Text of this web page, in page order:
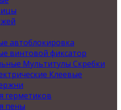
автоблокировка
винтовой фиксатор
Мультитулы Скребки
Клеевые
герметиков
пены